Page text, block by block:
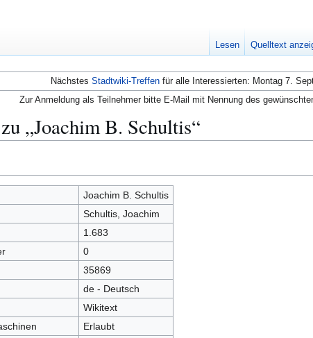
Nächstes Stadtwiki-Treffen für alle Interessierten: Montag 7.
Zur Anmeldung als Teilnehmer bitte E-Mail mit Nennung des
„Joachim B. Schultis“
Joachim B. Schultis
Schultis, Joachim
1.683
0
35869
de - Deutsch
Wikitext
Erlaubt
Lesen Quelltext